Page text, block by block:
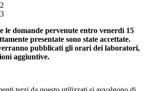
le domande pervenute entro venerdì 15
presentate sono state accettate.
pubblicati gli orari dei laboratori,
aggiuntive.